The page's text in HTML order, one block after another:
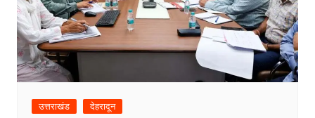
उत्तराखंड देहरादून